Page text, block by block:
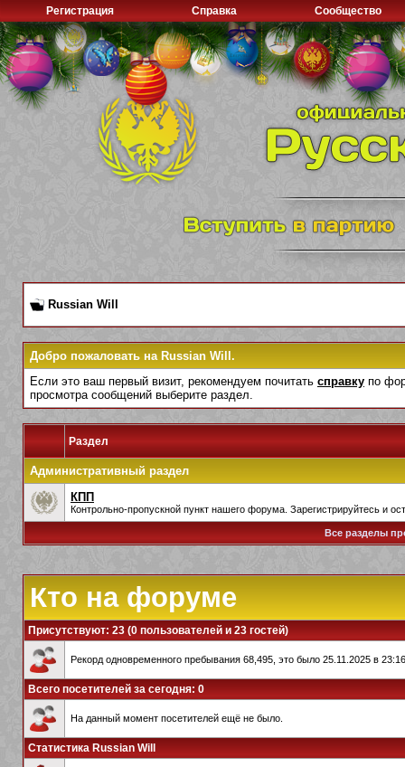
Регистрация Справка Сообщество
Russian Will
Добро пожаловать на Russian Will.
Если это ваш первый визит, рекомендуем почитать справку по
просмотра сообщений выберите раздел.
Раздел
Административный раздел
КПП
Контрольно-пропускной пункт нашего форума. Зарегистрируйтесь и
Все разделы
Кто на форуме
Присутствуют: 23 (0 пользователей и 23 гостей)
Рекорд одновременного пребывания 68,495, это было 25.11.2025 в
Всего посетителей за сегодня: 0
На данный момент посетителей ещё не было.
Статистика Russian Will